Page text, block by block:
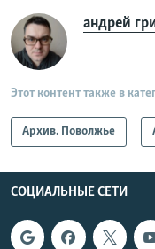
андрей
Этот контент также в
Архив. Поволжье
СОЦИАЛЬНЫЕ СЕТИ